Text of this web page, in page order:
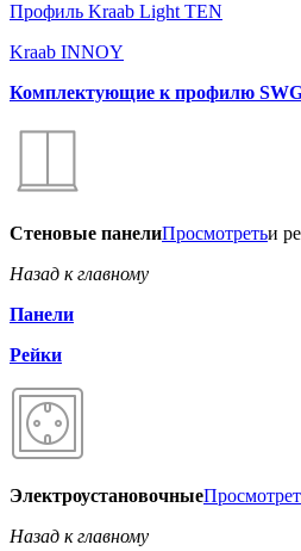
Профиль Kraab Light TEN
Kraab INNOY
Комплектующие к профилю
Стеновые панелиПросмотретьи
Назад к главному
Панели
Рейки
Электроустановочные
Назад к главному